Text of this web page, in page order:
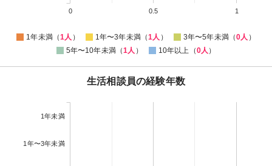
0 0.5 1
1年未満（1人 ） 1年〜3年未満（1人 ） 3年〜5年未満（0人 ）
5年〜10年未満（1人 ） 10年以上（0人 ）
生活相談員の経験年数
1年未満
1年〜3年未満